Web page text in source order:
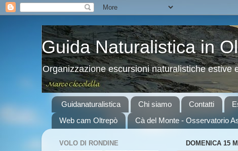
Guida Naturalistica in
Organizzazione escursioni naturalistiche estive
Guidanaturalistica Chi siamo Contatti
Web cam Oltrepò
Cà del Monte - Osservatorio
DOMENICA 15
VOLO DI RONDINE